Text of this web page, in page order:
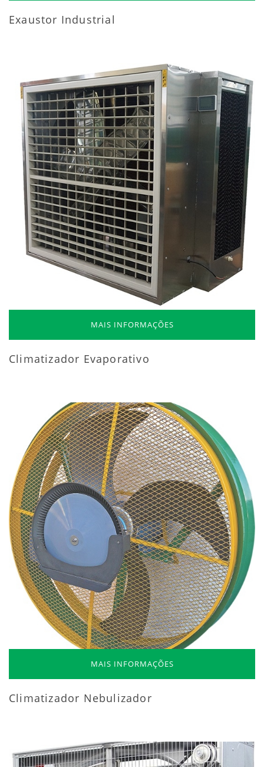
Exaustor Industrial
MAIS INFORMAÇÕES
Climatizador Evaporativo
MAIS INFORMAÇÕES
Climatizador Nebulizador